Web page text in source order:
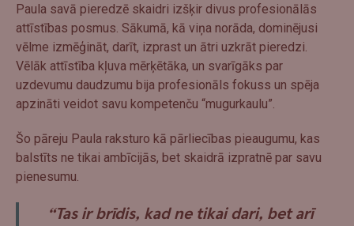
Paula savā pieredzē skaidri izšķir divus profesionālās
attīstības posmus. Sākumā, kā viņa norāda, dominējusi
vēlme izmēģināt, darīt, izprast un ātri uzkrāt pieredzi.
Vēlāk attīstība kļuva mērķētāka, un svarīgāks par
uzdevumu daudzumu bija profesionāls fokuss un spēja
apzināti veidot savu kompetenču “mugurkaulu”.
Šo pāreju Paula raksturo kā pārliecības pieaugumu, kas
balstīts ne tikai ambīcijās, bet skaidrā izpratnē par savu
pienesumu.
“Tas ir brīdis, kad ne tikai dari, bet arī